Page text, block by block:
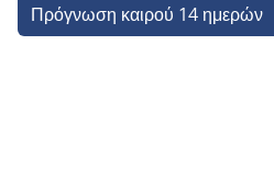
Πρόγνωση καιρού 14 ημερών